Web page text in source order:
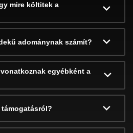
mire költitek a
adománynak számít?
egyébként a